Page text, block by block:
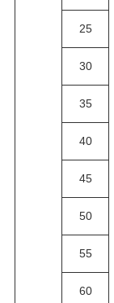
25
30
35
40
45
50
55
60